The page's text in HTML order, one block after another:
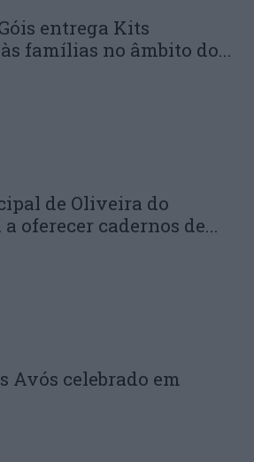
entrega Kits
famílias no âmbito do...
de Oliveira do
oferecer cadernos de...
Avós celebrado em